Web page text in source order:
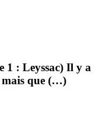
1 : Leyssac) Il y a
mais que (…)